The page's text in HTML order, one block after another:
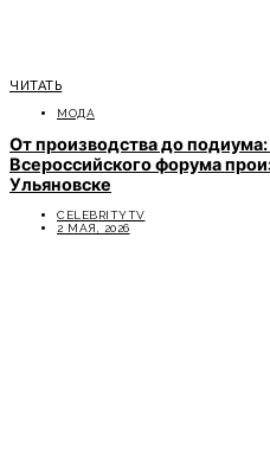
ЧИТАТЬ
МОДА
От производства до
Всероссийского форума
Ульяновске
CELEBRITYTV
2 МАЯ, 2026